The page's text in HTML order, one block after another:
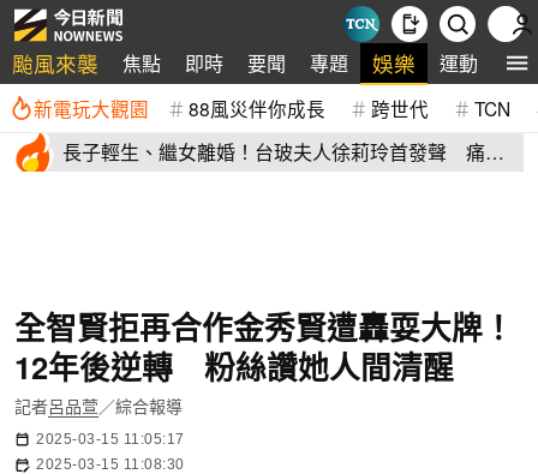
颱風來襲 焦點 即時 要聞 專題 娛樂 運動 全
新電玩大觀園 88風災伴你成長 跨世代 TCN
長子輕生、繼女離婚！台玻夫人徐莉玲首發聲 痛揭
全智賢拒再合作金秀賢遭轟耍大牌！
12年後逆轉 粉絲讚她人間清醒
記者呂品萱／綜合報導
2025-03-15 11:05:17
2025-03-15 11:08:30